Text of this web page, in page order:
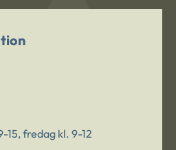
fredag kl. 9-12